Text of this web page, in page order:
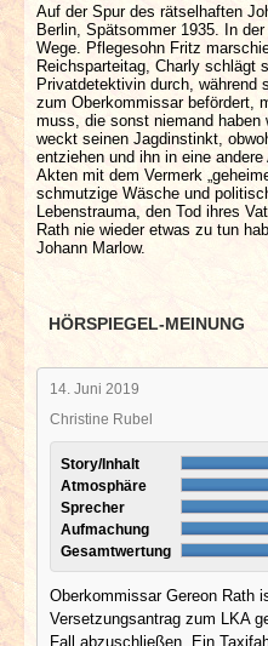
Auf der Spur des rätselhaften
Berlin, Spätsommer 1935. In
Wege. Pflegesohn Fritz
Reichsparteitag, Charly schlägt
Privatdetektivin durch, während
zum Oberkommissar befördert,
muss, die sonst niemand haben
weckt seinen Jagdinstinkt,
entziehen und ihn in eine
Akten mit dem Vermerk
schmutzige Wäsche und
Lebenstrauma, den Tod ihres
Rath nie wieder etwas zu tun
Johann Marlow.
HÖRSPIEGEL-MEINUNG
14. Juni 2019
Christine Rubel
Story/Inhalt
Atmosphäre
Sprecher
Aufmachung
Gesamtwertung
Oberkommissar Gereon Rath
Versetzungsantrag zum LKA
Fall abzuschließen. Ein